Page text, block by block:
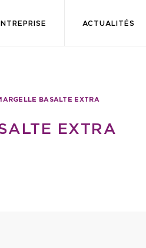
ACTUALITÉS
BASALTE EXTRA
EXTRA